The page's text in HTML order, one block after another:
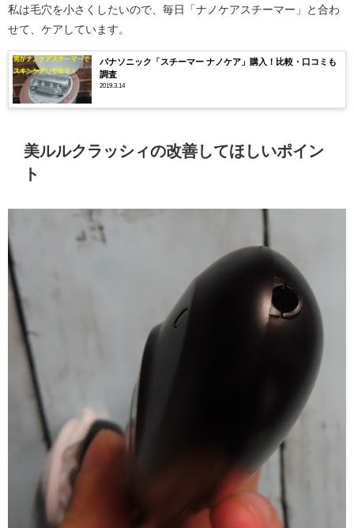
私は毛穴を小さくしたいので、毎日「ナノケアスチーマー」と合わ
せて、ケアしています。
パナソニック「スチーマー ナノケア」購入！比較・口コミも
調査
2019.3.14
美ルルクラッシィの改善してほしいポイン
ト